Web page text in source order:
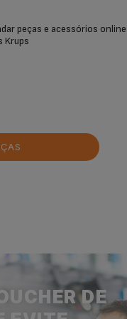
peças e acessórios online
Krups
DE